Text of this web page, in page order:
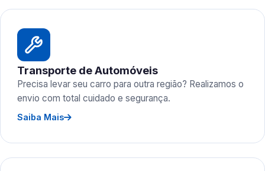
Transporte de Automóveis
Precisa levar seu carro para outra região? Realizamos o
envio com total cuidado e segurança.
Saiba Mais